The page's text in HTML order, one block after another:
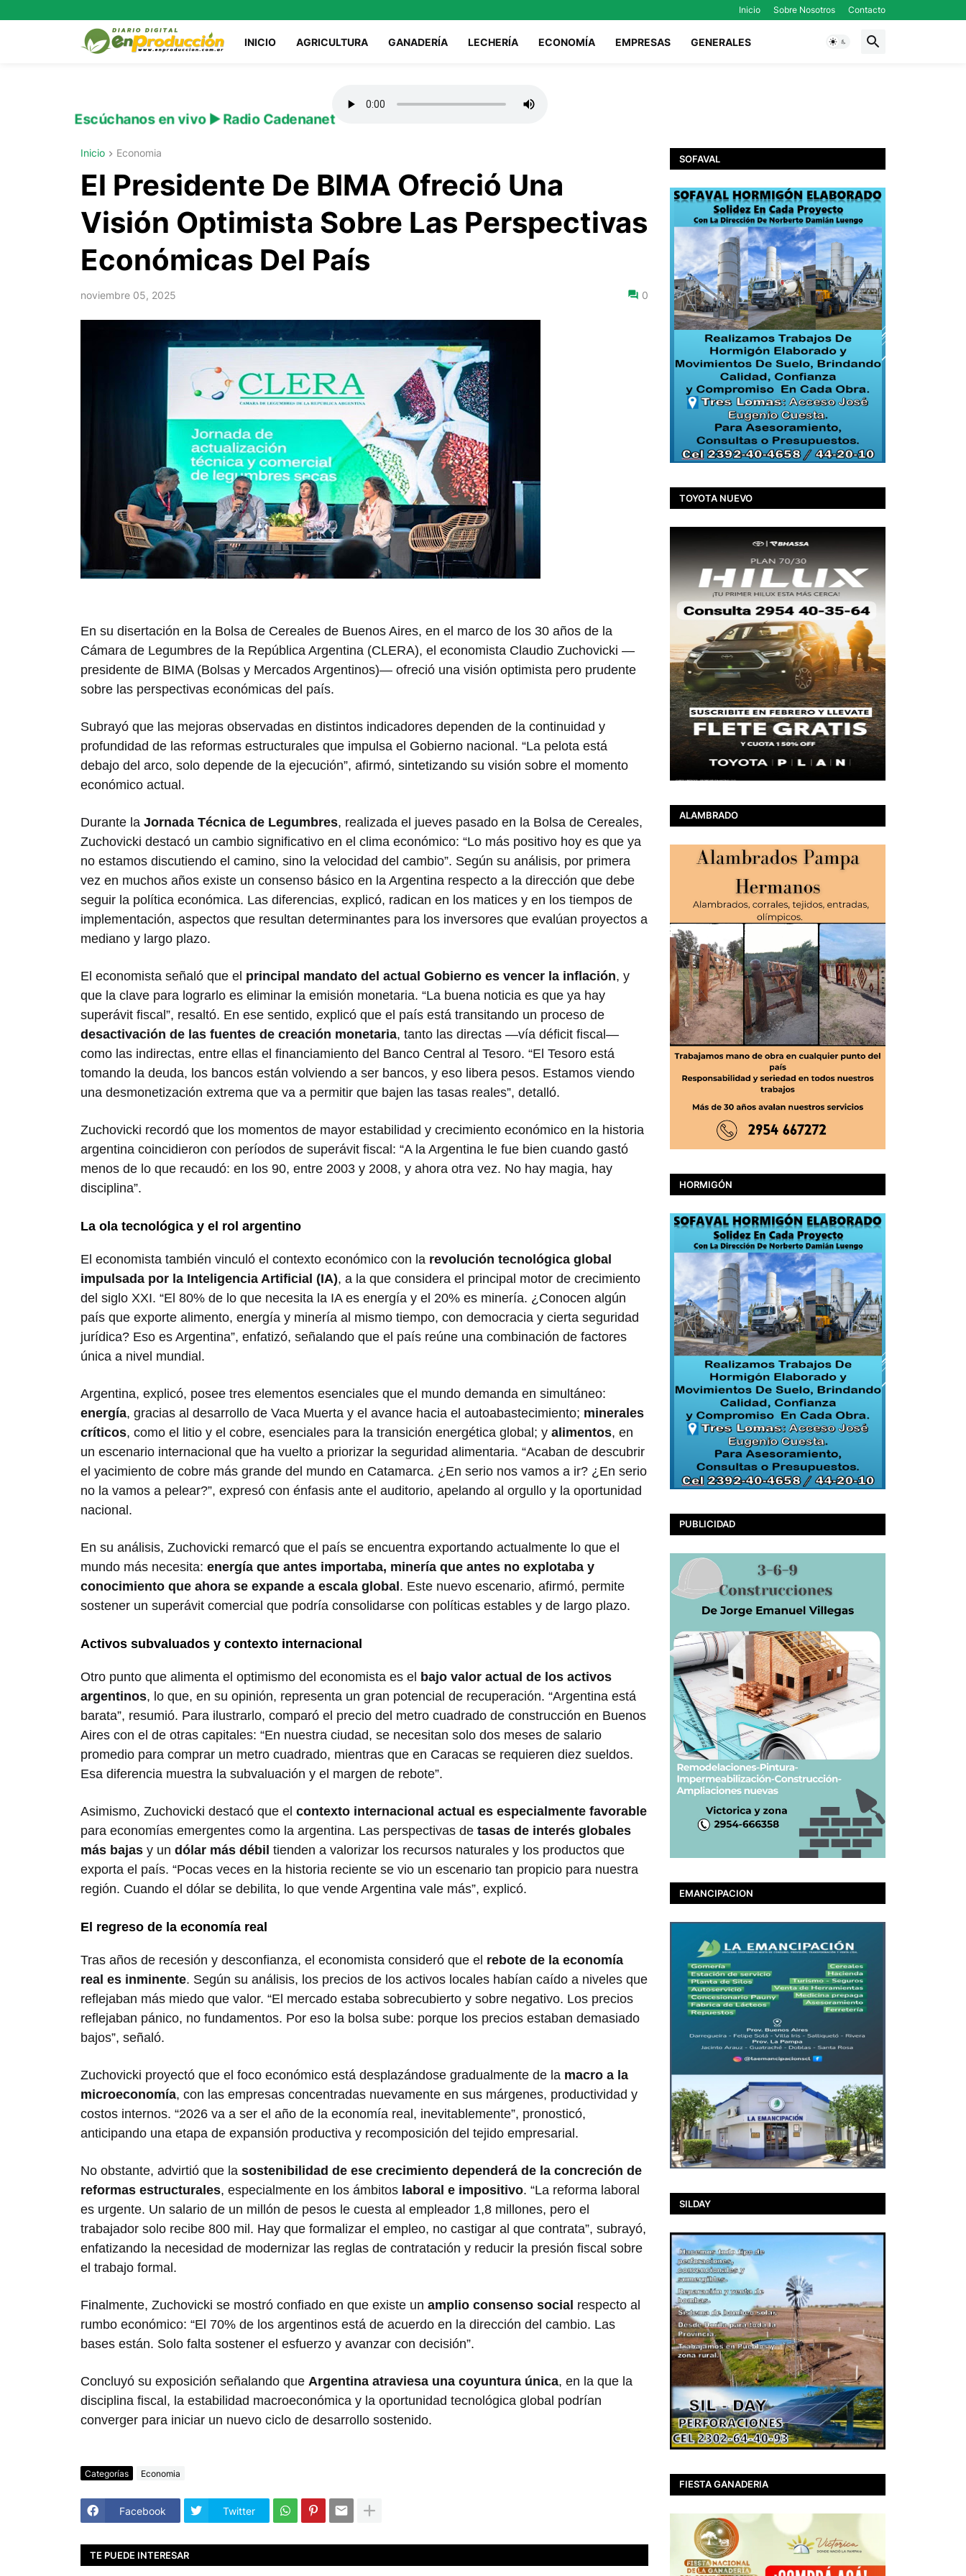
Inicio Sobre Nosotros Contacto
INICIO AGRICULTURA GANADERÍA LECHERÍA ECONOMÍA EMPRESAS GENERALES
Escúchanos en vivo ▶️ Radio Cadenanet
Inicio Economia
El Presidente De BIMA Ofreció Una
Visión Optimista Sobre Las Perspectivas
Económicas Del País
noviembre 05, 2025 0
En su disertación en la Bolsa de Cereales de Buenos Aires, en el marco de los 30 años de la
Cámara de Legumbres de la República Argentina (CLERA), el economista Claudio Zuchovicki —
presidente de BIMA (Bolsas y Mercados Argentinos)— ofreció una visión optimista pero prudente
sobre las perspectivas económicas del país.
Subrayó que las mejoras observadas en distintos indicadores dependen de la continuidad y
profundidad de las reformas estructurales que impulsa el Gobierno nacional. “La pelota está
debajo del arco, solo depende de la ejecución”, afirmó, sintetizando su visión sobre el momento
económico actual.
Durante la Jornada Técnica de Legumbres, realizada el jueves pasado en la Bolsa de Cereales,
Zuchovicki destacó un cambio significativo en el clima económico: “Lo más positivo hoy es que ya
no estamos discutiendo el camino, sino la velocidad del cambio”. Según su análisis, por primera
vez en muchos años existe un consenso básico en la Argentina respecto a la dirección que debe
seguir la política económica. Las diferencias, explicó, radican en los matices y en los tiempos de
implementación, aspectos que resultan determinantes para los inversores que evalúan proyectos a
mediano y largo plazo.
El economista señaló que el principal mandato del actual Gobierno es vencer la inflación, y
que la clave para lograrlo es eliminar la emisión monetaria. “La buena noticia es que ya hay
superávit fiscal”, resaltó. En ese sentido, explicó que el país está transitando un proceso de
desactivación de las fuentes de creación monetaria, tanto las directas —vía déficit fiscal—
como las indirectas, entre ellas el financiamiento del Banco Central al Tesoro. “El Tesoro está
tomando la deuda, los bancos están volviendo a ser bancos, y eso libera pesos. Estamos viendo
una desmonetización extrema que va a permitir que bajen las tasas reales”, detalló.
Zuchovicki recordó que los momentos de mayor estabilidad y crecimiento económico en la historia
argentina coincidieron con períodos de superávit fiscal: “A la Argentina le fue bien cuando gastó
menos de lo que recaudó: en los 90, entre 2003 y 2008, y ahora otra vez. No hay magia, hay
disciplina”.
La ola tecnológica y el rol argentino
El economista también vinculó el contexto económico con la revolución tecnológica global
impulsada por la Inteligencia Artificial (IA), a la que considera el principal motor de crecimiento
del siglo XXI. “El 80% de lo que necesita la IA es energía y el 20% es minería. ¿Conocen algún
país que exporte alimento, energía y minería al mismo tiempo, con democracia y cierta seguridad
jurídica? Eso es Argentina”, enfatizó, señalando que el país reúne una combinación de factores
única a nivel mundial.
Argentina, explicó, posee tres elementos esenciales que el mundo demanda en simultáneo:
energía, gracias al desarrollo de Vaca Muerta y el avance hacia el autoabastecimiento; minerales
críticos, como el litio y el cobre, esenciales para la transición energética global; y alimentos, en
un escenario internacional que ha vuelto a priorizar la seguridad alimentaria. “Acaban de descubrir
el yacimiento de cobre más grande del mundo en Catamarca. ¿En serio nos vamos a ir? ¿En serio
no la vamos a pelear?”, expresó con énfasis ante el auditorio, apelando al orgullo y la oportunidad
nacional.
En su análisis, Zuchovicki remarcó que el país se encuentra exportando actualmente lo que el
mundo más necesita: energía que antes importaba, minería que antes no explotaba y
conocimiento que ahora se expande a escala global . Este nuevo escenario, afirmó, permite
sostener un superávit comercial que podría consolidarse con políticas estables y de largo plazo.
Activos subvaluados y contexto internacional
Otro punto que alimenta el optimismo del economista es el bajo valor actual de los activos
argentinos, lo que, en su opinión, representa un gran potencial de recuperación. “Argentina está
barata”, resumió. Para ilustrarlo, comparó el precio del metro cuadrado de construcción en Buenos
Aires con el de otras capitales: “En nuestra ciudad, se necesitan solo dos meses de salario
promedio para comprar un metro cuadrado, mientras que en Caracas se requieren diez sueldos.
Esa diferencia muestra la subvaluación y el margen de rebote”.
Asimismo, Zuchovicki destacó que el contexto internacional actual es especialmente favorable
para economías emergentes como la argentina. Las perspectivas de tasas de interés globales
más bajas y un dólar más débil tienden a valorizar los recursos naturales y los productos que
exporta el país. “Pocas veces en la historia reciente se vio un escenario tan propicio para nuestra
región. Cuando el dólar se debilita, lo que vende Argentina vale más”, explicó.
El regreso de la economía real
Tras años de recesión y desconfianza, el economista consideró que el rebote de la economía
real es inminente. Según su análisis, los precios de los activos locales habían caído a niveles que
reflejaban más miedo que valor. “El mercado estaba sobrecubierto y sobre negativo. Los precios
reflejaban pánico, no fundamentos. Por eso la bolsa sube: porque los precios estaban demasiado
bajos”, señaló.
Zuchovicki proyectó que el foco económico está desplazándose gradualmente de la macro a la
microeconomía, con las empresas concentradas nuevamente en sus márgenes, productividad y
costos internos. “2026 va a ser el año de la economía real, inevitablemente”, pronosticó,
anticipando una etapa de expansión productiva y recomposición del tejido empresarial.
No obstante, advirtió que la sostenibilidad de ese crecimiento dependerá de la concreción de
reformas estructurales, especialmente en los ámbitos laboral e impositivo. “La reforma laboral
es urgente. Un salario de un millón de pesos le cuesta al empleador 1,8 millones, pero el
trabajador solo recibe 800 mil. Hay que formalizar el empleo, no castigar al que contrata”, subrayó,
enfatizando la necesidad de modernizar las reglas de contratación y reducir la presión fiscal sobre
el trabajo formal.
Finalmente, Zuchovicki se mostró confiado en que existe un amplio consenso social respecto al
rumbo económico: “El 70% de los argentinos está de acuerdo en la dirección del cambio. Las
bases están. Solo falta sostener el esfuerzo y avanzar con decisión”.
Concluyó su exposición señalando que Argentina atraviesa una coyuntura única, en la que la
disciplina fiscal, la estabilidad macroeconómica y la oportunidad tecnológica global podrían
converger para iniciar un nuevo ciclo de desarrollo sostenido.
Categorías Economia
Facebook Twitter
TE PUEDE INTERESAR
SOFAVAL
TOYOTA NUEVO
ALAMBRADO
HORMIGÓN
PUBLICIDAD
EMANCIPACION
SILDAY
FIESTA GANADERIA